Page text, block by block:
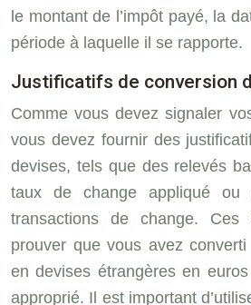
le montant de l’impôt payé, la
période à laquelle il se rapporte.
Justificatifs de conversion
Comme vous devez signaler
vous devez fournir des
devises, tels que des relevés
taux de change appliqué ou
transactions de change. Ces
prouver que vous avez
en devises étrangères en
approprié. Il est important